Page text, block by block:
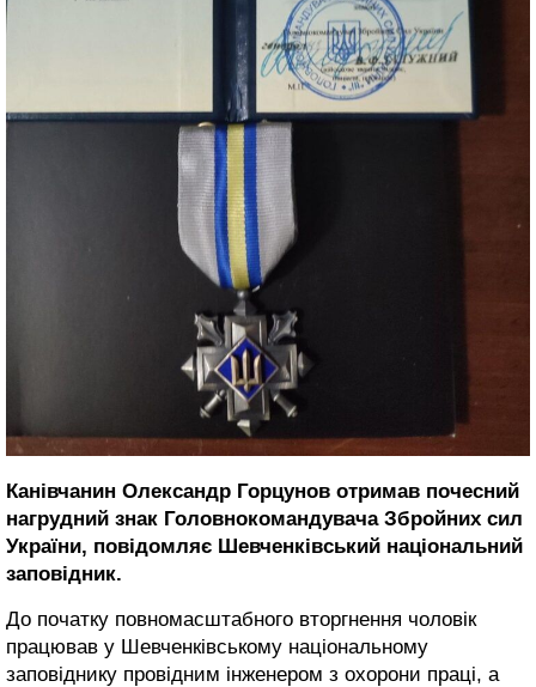
Канівчанин Олександр Горцунов отримав почесний
нагрудний знак Головнокомандувача Збройних сил
України, повідомляє Шевченківський національний
заповідник.
До початку повномасштабного вторгнення чоловік
працював у Шевченківському національному
заповіднику провідним інженером з охорони праці, а